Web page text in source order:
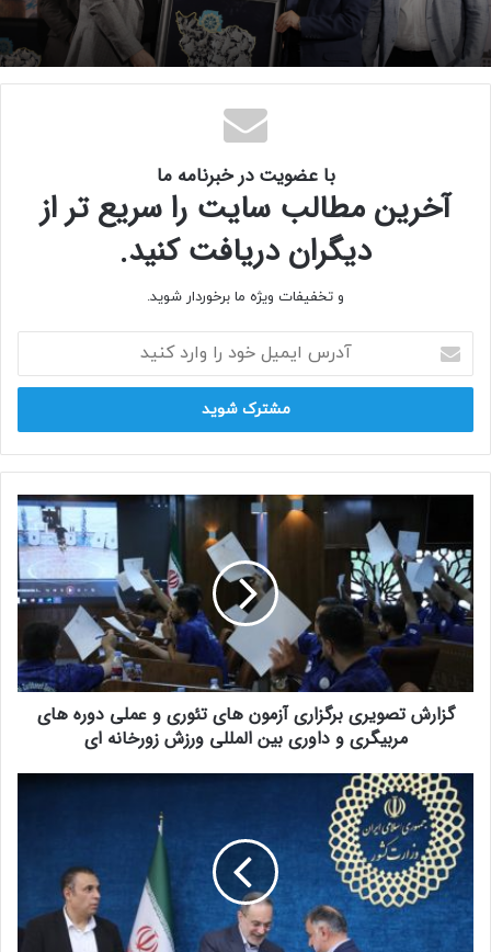
با عضویت در خبرنامه ما
آخرین مطالب سایت را سریع تر از
دیگران دریافت کنید.
و تخفیفات ویژه ما برخوردار شوید.
ایمیل
خود
وارد
کنید
گزارش تصویری برگزاری آزمون های تئوری و عملی دوره های
مربیگری و داوری بین المللی ورزش زورخانه ای